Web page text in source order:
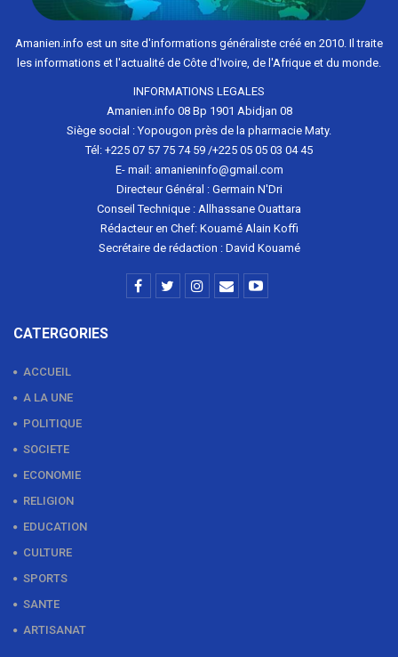
Amanien.info est un site d'informations généraliste créé en 2010. Il traite
les informations et l'actualité de Côte d'Ivoire, de l'Afrique et du monde.
INFORMATIONS LEGALES
Amanien.info 08 Bp 1901 Abidjan 08
Siège social : Yopougon près de la pharmacie Maty.
Tél: +225 07 57 75 74 59 /+225 05 05 03 04 45
E- mail: amanieninfo@gmail.com
Directeur Général : Germain N'Dri
Conseil Technique : Allhassane Ouattara
Rédacteur en Chef: Kouamé Alain Koffi
Secrétaire de rédaction : David Kouamé
CATERGORIES
ACCUEIL
A LA UNE
POLITIQUE
SOCIETE
ECONOMIE
RELIGION
EDUCATION
CULTURE
SPORTS
SANTE
ARTISANAT